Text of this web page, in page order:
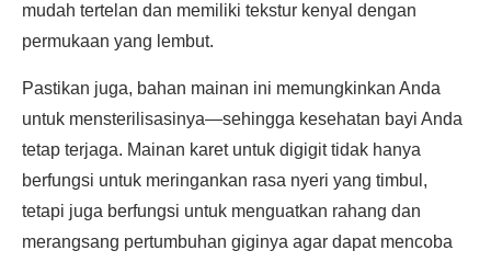
mudah tertelan dan memiliki tekstur kenyal dengan
permukaan yang lembut.
Pastikan juga, bahan mainan ini memungkinkan Anda
untuk mensterilisasinya—sehingga kesehatan bayi Anda
tetap terjaga. Mainan karet untuk digigit tidak hanya
berfungsi untuk meringankan rasa nyeri yang timbul,
tetapi juga berfungsi untuk menguatkan rahang dan
merangsang pertumbuhan giginya agar dapat mencoba